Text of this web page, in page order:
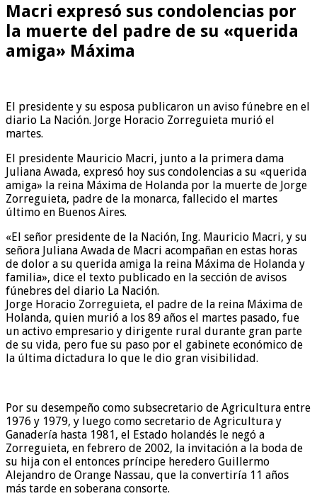
Macri expresó sus condolencias por
la muerte del padre de su «querida
amiga» Máxima
El presidente y su esposa publicaron un aviso fúnebre en el
diario La Nación. Jorge Horacio Zorreguieta murió el
martes.
El presidente Mauricio Macri, junto a la primera dama
Juliana Awada, expresó hoy sus condolencias a su «querida
amiga» la reina Máxima de Holanda por la muerte de Jorge
Zorreguieta, padre de la monarca, fallecido el martes
último en Buenos Aires.
«El señor presidente de la Nación, Ing. Mauricio Macri, y su
señora Juliana Awada de Macri acompañan en estas horas
de dolor a su querida amiga la reina Máxima de Holanda y
familia», dice el texto publicado en la sección de avisos
fúnebres del diario La Nación.
Jorge Horacio Zorreguieta, el padre de la reina Máxima de
Holanda, quien murió a los 89 años el martes pasado, fue
un activo empresario y dirigente rural durante gran parte
de su vida, pero fue su paso por el gabinete económico de
la última dictadura lo que le dio gran visibilidad.
Por su desempeño como subsecretario de Agricultura entre
1976 y 1979, y luego como secretario de Agricultura y
Ganadería hasta 1981, el Estado holandés le negó a
Zorreguieta, en febrero de 2002, la invitación a la boda de
su hija con el entonces príncipe heredero Guillermo
Alejandro de Orange Nassau, que la convertiría 11 años
más tarde en soberana consorte.